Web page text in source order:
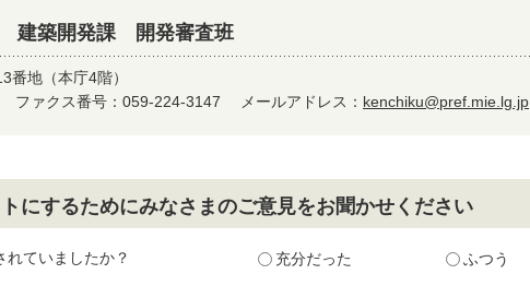
建築開発課 開発審査班
番地（本庁4階）
ファクス番号：059-224-3147 メールアドレス： kenchiku@pref.mie.lg.jp
にするためにみなさまのご意見をお聞かせください
れていましたか？ 充分だった ふつう